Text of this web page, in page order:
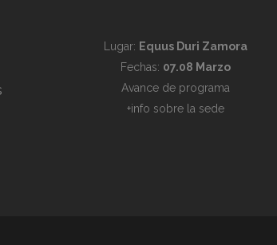
Lugar: Equus Duri Zamora
Fechas: 07.08 Marzo
Avance de programa
+info sobre la sede